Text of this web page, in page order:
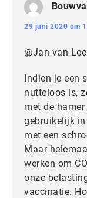
29 juni 2020 om
@Jan van
Indien je een
nutteloos is,
met de
gebruikelijk in
met een
Maar
werken om
onze
vaccinatie.